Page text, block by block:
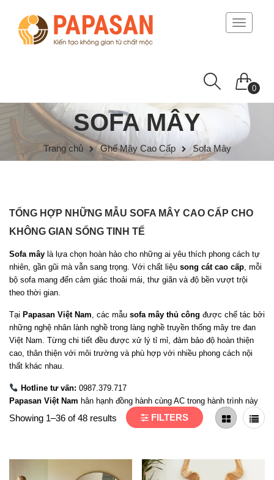
Toggle
0
SOFA MÂY
Trang chủ Ghế Mây Cao Cấp Sofa Mây
TỔNG HỢP NHỮNG MẪU SOFA MÂY CAO CẤP CHO
KHÔNG GIAN SỐNG TINH TẾ
Sofa mây là lựa chọn hoàn hảo cho những ai yêu thích phong cách tự
nhiên, gần gũi mà vẫn sang trọng. Với chất liệu song cát cao cấp, mỗi
bộ sofa mang đến cảm giác thoải mái, thư giãn và độ bền vượt trội
theo thời gian.
Tại Papasan Việt Nam, các mẫu sofa mây thủ công được chế tác bởi
những nghệ nhân lành nghề trong làng nghề truyền thống mây tre đan
Việt Nam. Từng chi tiết đều được xử lý tỉ mỉ, đảm bảo độ hoàn thiện
cao, thân thiện với môi trường và phù hợp với nhiều phong cách nội
thất khác nhau.
Hotline tư vấn: 0987.379.717
Papasan Việt Nam hân hạnh đồng hành cùng AC trong hành trình này
Showing 1–36 of 48 results FILTERS